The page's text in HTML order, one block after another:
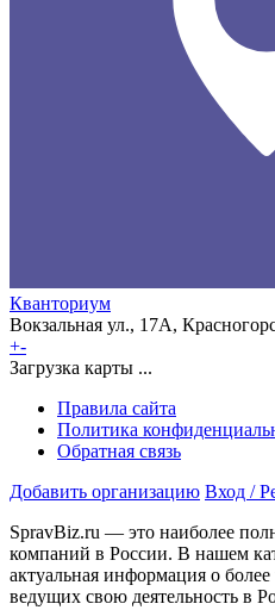
Кванториум
Вокзальная ул., 17А,
+-
Загрузка карты ...
Правила сайта
Политика
Обратная связь
Добавить организацию Вход /
SpravBiz.ru — это наиболее
компаний в России. В нашем
актуальная информация о
ведущих свою деятельность в